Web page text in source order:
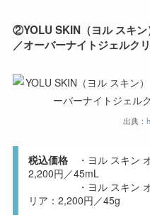
②YOLU SKIN（ヨル スキ
／オーバーナイトジェルク
出典：
税込価格・ヨル スキン オ
2,200円／45mL
・ヨル スキン オー
リア：2,200円／45g